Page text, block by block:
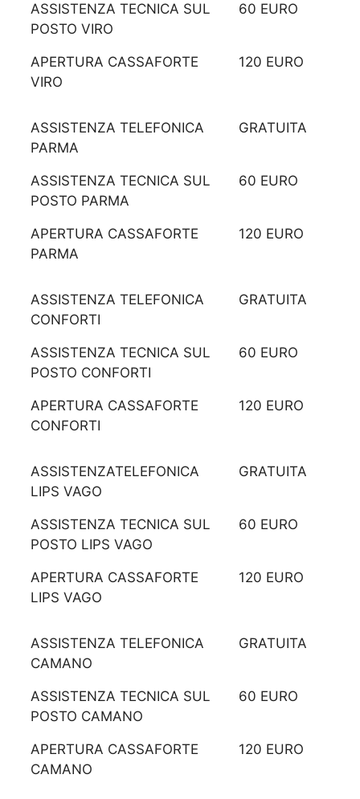
ASSISTENZA TECNICA SUL
POSTO VIRO
60 EURO
APERTURA CASSAFORTE
VIRO
120 EURO
ASSISTENZA TELEFONICA
PARMA
GRATUITA
ASSISTENZA TECNICA SUL
POSTO PARMA
60 EURO
APERTURA CASSAFORTE
PARMA
120 EURO
ASSISTENZA TELEFONICA
CONFORTI
GRATUITA
ASSISTENZA TECNICA SUL
POSTO CONFORTI
60 EURO
APERTURA CASSAFORTE
CONFORTI
120 EURO
ASSISTENZATELEFONICA
LIPS VAGO
GRATUITA
ASSISTENZA TECNICA SUL
POSTO LIPS VAGO
60 EURO
APERTURA CASSAFORTE
LIPS VAGO
120 EURO
ASSISTENZA TELEFONICA
CAMANO
GRATUITA
ASSISTENZA TECNICA SUL
POSTO CAMANO
60 EURO
APERTURA CASSAFORTE
CAMANO
120 EURO